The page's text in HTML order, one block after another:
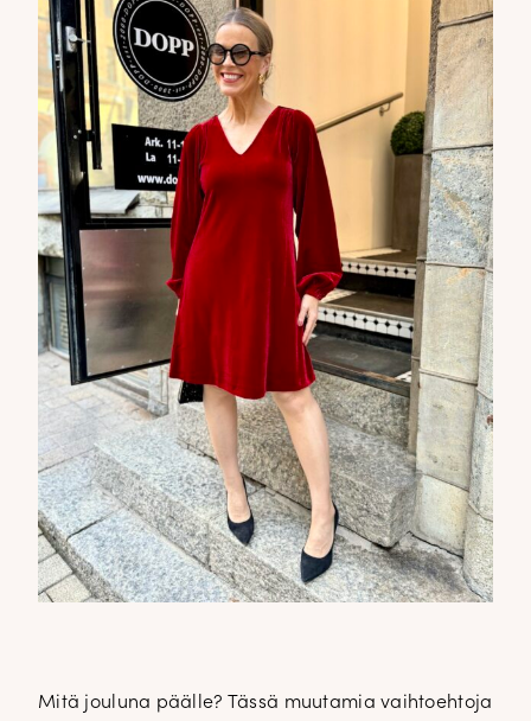
Mitä jouluna päälle? Tässä muutamia vaihtoehtoja